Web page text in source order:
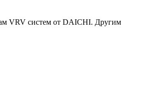
VRV систем от DAICHI. Другим